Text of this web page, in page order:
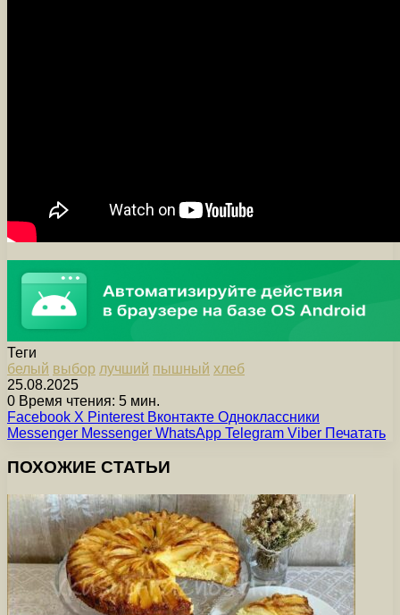
Теги
белый выбор лучший пышный хлеб
25.08.2025
0 Время чтения: 5 мин.
Facebook X Pinterest Вконтакте Одноклассники
Messenger Messenger WhatsApp Telegram Viber Печатать
ПОХОЖИЕ СТАТЬИ